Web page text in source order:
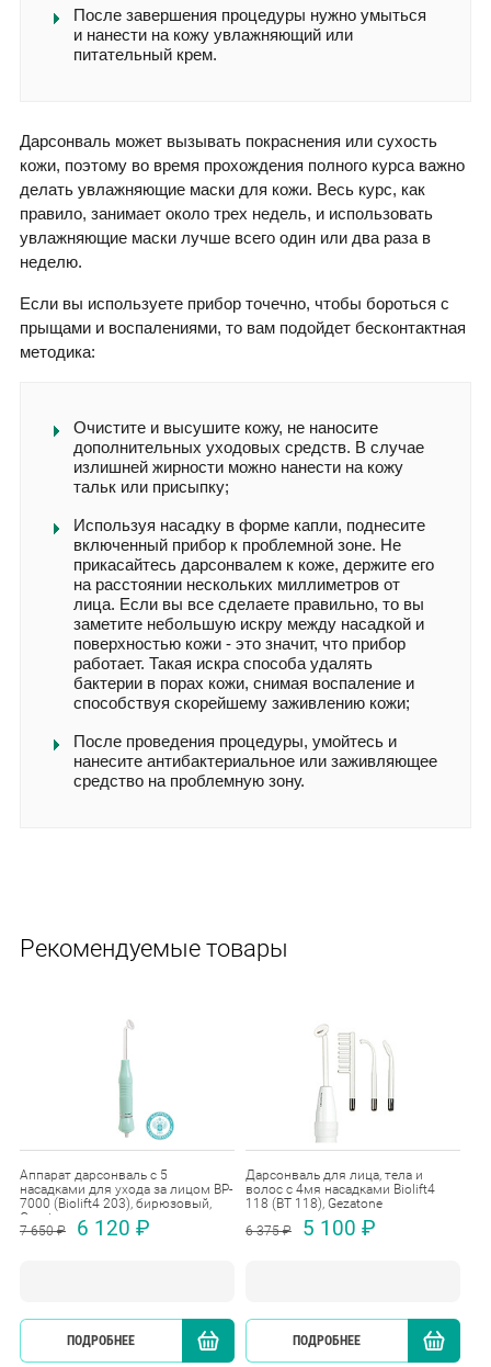
После завершения процедуры нужно умыться
и нанести на кожу увлажняющий или
питательный крем.
Дарсонваль может вызывать покраснения или сухость
кожи, поэтому во время прохождения полного курса важно
делать увлажняющие маски для кожи. Весь курс, как
правило, занимает около трех недель, и использовать
увлажняющие маски лучше всего один или два раза в
неделю.
Если вы используете прибор точечно, чтобы бороться с
прыщами и воспалениями, то вам подойдет бесконтактная
методика:
Очистите и высушите кожу, не наносите
дополнительных уходовых средств. В случае
излишней жирности можно нанести на кожу
тальк или присыпку;
Используя насадку в форме капли, поднесите
включенный прибор к проблемной зоне. Не
прикасайтесь дарсонвалем к коже, держите его
на расстоянии нескольких миллиметров от
лица. Если вы все сделаете правильно, то вы
заметите небольшую искру между насадкой и
поверхностью кожи - это значит, что прибор
работает. Такая искра способа удалять
бактерии в порах кожи, снимая воспаление и
способствуя скорейшему заживлению кожи;
После проведения процедуры, умойтесь и
нанесите антибактериальное или заживляющее
средство на проблемную зону.
Рекомендуемые товары
Аппарат дарсонваль с 5
насадками для ухода за лицом BP-
7000 (Biolift4 203), бирюзовый,
Gezatone
7 650 ₽
6 120 ₽
ПОДРОБНЕЕ КУПИТЬ
Дарсонваль для лица, тела и
волос с 4мя насадками Biolift4
118 (BT 118), Gezatone
6 375 ₽
5 100 ₽
ПОДРОБНЕЕ